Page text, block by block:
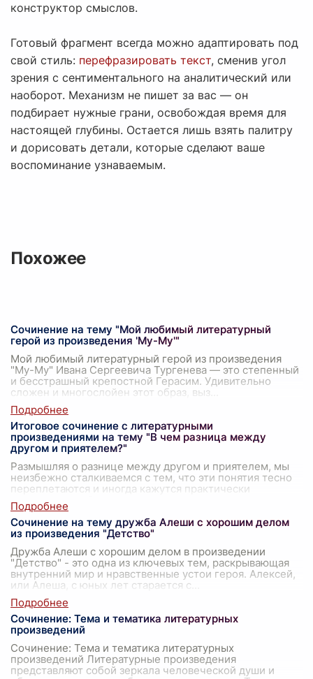
конструктор смыслов.
Готовый фрагмент всегда можно адаптировать под
свой стиль: перефразировать текст, сменив угол
зрения с сентиментального на аналитический или
наоборот. Механизм не пишет за вас — он
подбирает нужные грани, освобождая время для
настоящей глубины. Остается лишь взять палитру
и дорисовать детали, которые сделают ваше
воспоминание узнаваемым.
Похожее
Сочинение на тему "Мой любимый литературный
герой из произведения 'Му-Му'"
Мой любимый литературный герой из произведения
"Му-Му" Ивана Сергеевича Тургенева — это степенный
и бесстрашный крепостной Герасим. Удивительно
сложен и многослойен этот образ, выз
Итоговое сочинение с литературными
произведениями на тему "В чем разница между
другом и приятелем?"
Размышляя о разнице между другом и приятелем, мы
неизбежно сталкиваемся с тем, что эти понятия тесно
переплетаются и иногда кажутся практически
идентичными. Однако литературные про
Сочинение на тему дружба Алеши с хорошим делом
из произведения "Детство"
Дружба Алеши с хорошим делом в произведении
"Детство" - это одна из ключевых тем, раскрывающая
внутренний мир и нравственные устои героя. Алексей,
или Алеша, с юных лет старается с
Сочинение: Тема и тематика литературных
произведений
Сочинение: Тема и тематика литературных
произведений Литературные произведения
представляют собой зеркала человеческой души и